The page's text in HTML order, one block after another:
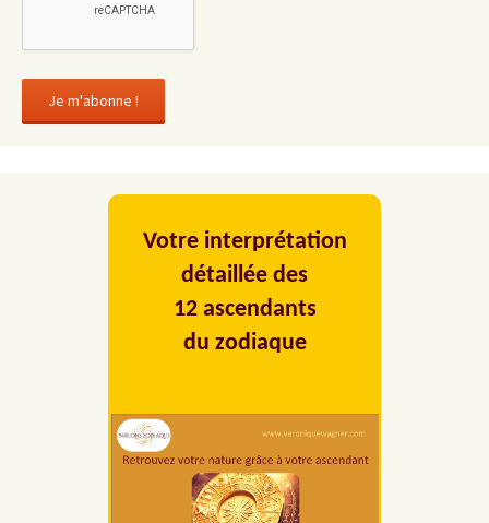
Votre interprétation
détaillée des
12 ascendants
du zodiaque